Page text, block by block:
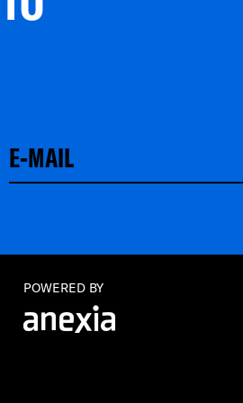
YouTube
POWERED BY